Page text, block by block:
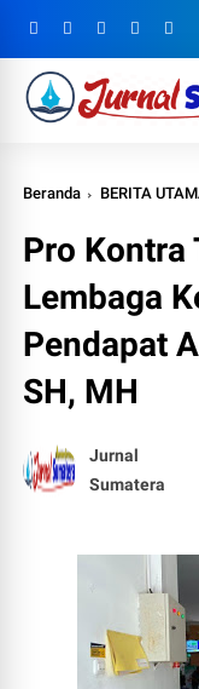
Beranda BERITA
Pro Kontra
Lembaga
Pendapat
SH, MH
Jurnal
Sumatera